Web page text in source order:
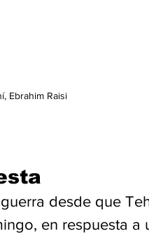
Ebrahim Raisi
desde que
en respuesta a